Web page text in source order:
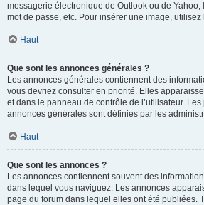
messagerie électronique de Outlook ou de Yahoo,
mot de passe, etc. Pour insérer une image,
Haut
Que sont les annonces générales ?
Les annonces générales contiennent des
vous devriez consulter en priorité. Elles
et dans le panneau de contrôle de l’utilisateur.
annonces générales sont définies par les
Haut
Que sont les annonces ?
Les annonces contiennent souvent des
dans lequel vous naviguez. Les annonces
page du forum dans lequel elles ont été publiées.